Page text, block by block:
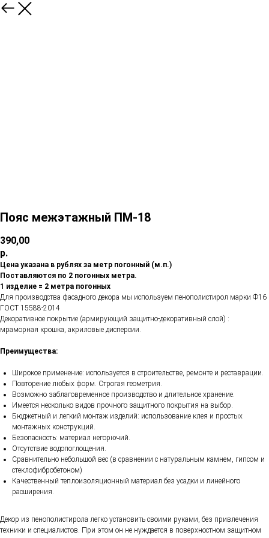
Пояс межэтажный ПМ-18
390,00
р.
Цена указана в рублях за метр погонный (м.п.)
Поставляются по 2 погонных метра.
1 изделие = 2 метра погонных
Для производства фасадного декора мы используем пенополистирол марки Ф16
ГОСТ 15588-2014
Декоративное покрытие (армирующий защитно-декоративный слой) :
мраморная крошка, акриловые дисперсии.
Преимущества:
Широкое применение: используется в строительстве, ремонте и реставрации.
Повторение любых форм. Строгая геометрия.
Возможно заблаговременное производство и длительное хранение.
Имеется несколько видов прочного защитного покрытия на выбор.
Бюджетный и легкий монтаж изделий: использование клея и простых
монтажных конструкций.
Безопасность: материал негорючий.
Отсутствие водопоглощения.
Сравнительно небольшой вес (в сравнении с натуральным камнем, гипсом и
стеклофибробетоном)
Качественный теплоизоляционный материал без усадки и линейного
расширения.
Декор из пенополистирола легко установить своими руками, без привлечения
техники и специалистов. При этом он не нуждается в поверхностном защитном